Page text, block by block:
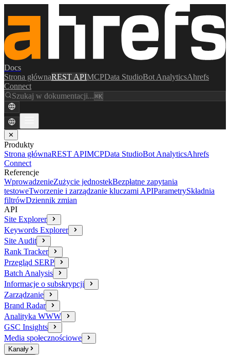
Docs
Strona głównaREST APIMCPData StudioBot AnalyticsAhrefs
Connect
Szukaj w dokumentacji...⌘K
✕
Produkty
Strona głównaREST APIMCPData StudioBot AnalyticsAhrefs
Connect
Referencje
WprowadzenieZużycie jednostekBezpłatne zapytania
testoweTworzenie i zarządzanie kluczami APIParametrySkładnia
filtrówDziennik zmian
API
Site Explorer
Keywords Explorer
Site Audit
Rank Tracker
Przegląd SERP
Batch Analysis
Informacje o subskrypcji
Zarządzanie
Brand Radar
Analityka WWW
GSC Insights
Media społecznościowe
Kanały